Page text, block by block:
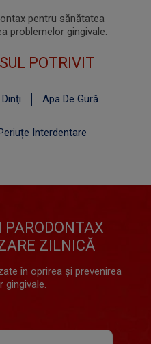
ACUMpentru sănătatea
problemelor gingivale.
POTRIVIT
Apa De Gură
Interdentare
PARODONTAX
ZILNICĂ
în oprirea şi prevenirea
gingivale.